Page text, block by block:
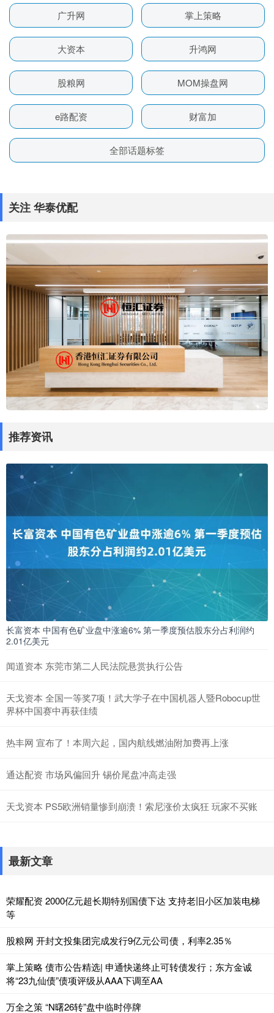
广升网 掌上策略
大资本 升鸿网
股粮网 MOM操盘网
e路配资 财富加
全部话题标签
关注 华泰优配
推荐资讯
长富资本 中国有色矿业盘中涨逾6% 第一季度预估股东分占利润约
2.01亿美元
闻道资本 东莞市第二人民法院悬赏执行公告
天戈资本 全国一等奖7项！武大学子在中国机器人暨Robocup世
界杯中国赛中再获佳绩
热丰网 宣布了！本周六起，国内航线燃油附加费再上涨
通达配资 市场风偏回升 锡价尾盘冲高走强
天戈资本 PS5欧洲销量惨到崩溃！索尼涨价太疯狂 玩家不买账
最新文章
荣耀配资 2000亿元超长期特别国债下达 支持老旧小区加装电梯
等
股粮网 开封文投集团完成发行9亿元公司债，利率2.35％
掌上策略 债市公告精选| 申通快递终止可转债发行；东方金诚
将“23九仙债”债项评级从AAA下调至AA
万全之策 “N曙26转”盘中临时停牌